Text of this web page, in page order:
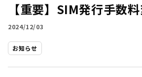
【重要】SIM発行手数
2024/12/03
お知らせ